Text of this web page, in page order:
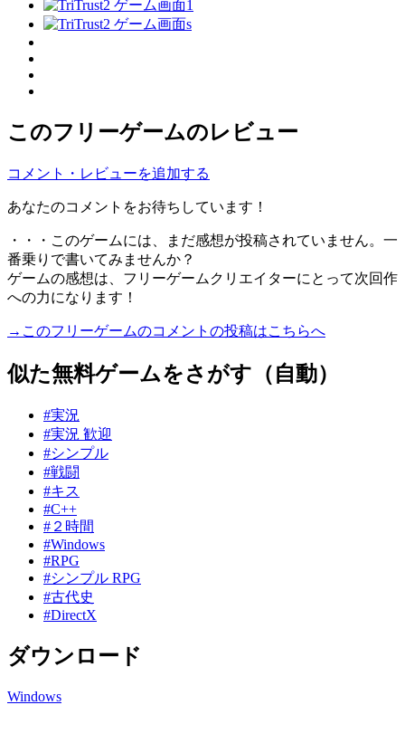
このフリーゲームのレビュー
コメント・レビューを追加する
あなたのコメントをお待ちしています！
・・・このゲームには、まだ感想が投稿されていません。一
番乗りで書いてみませんか？
ゲームの感想は、フリーゲームクリエイターにとって次回作
への力になります！
→このフリーゲームのコメントの投稿はこちらへ
似た無料ゲームをさがす（自動）
#実況
#実況 歓迎
#シンプル
#戦闘
#キス
#C++
#２時間
#Windows
#RPG
#シンプル RPG
#古代史
#DirectX
ダウンロード
Windows